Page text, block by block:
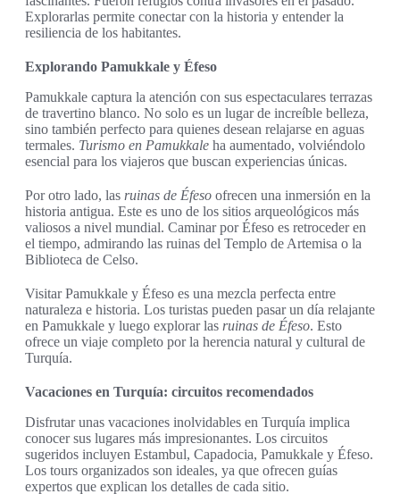
Explorarlas permite conectar con la historia y entender la
resiliencia de los habitantes.
Explorando Pamukkale y Éfeso
Pamukkale captura la atención con sus espectaculares terrazas
de travertino blanco. No solo es un lugar de increíble belleza,
sino también perfecto para quienes desean relajarse en aguas
termales. Turismo en Pamukkale ha aumentado, volviéndolo
esencial para los viajeros que buscan experiencias únicas.
Por otro lado, las ruinas de Éfeso ofrecen una inmersión en la
historia antigua. Este es uno de los sitios arqueológicos más
valiosos a nivel mundial. Caminar por Éfeso es retroceder en
el tiempo, admirando las ruinas del Templo de Artemisa o la
Biblioteca de Celso.
Visitar Pamukkale y Éfeso es una mezcla perfecta entre
naturaleza e historia. Los turistas pueden pasar un día relajante
en Pamukkale y luego explorar las ruinas de Éfeso. Esto
ofrece un viaje completo por la herencia natural y cultural de
Turquía.
Vacaciones en Turquía: circuitos recomendados
Disfrutar unas vacaciones inolvidables en Turquía implica
conocer sus lugares más impresionantes. Los circuitos
sugeridos incluyen Estambul, Capadocia, Pamukkale y Éfeso.
Los tours organizados son ideales, ya que ofrecen guías
expertos que explican los detalles de cada sitio.